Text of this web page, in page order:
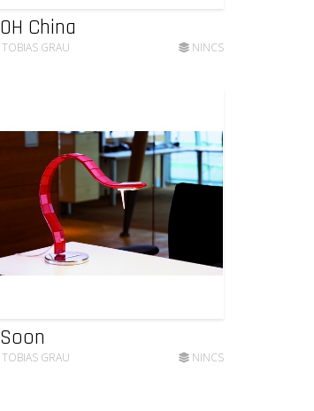
OH China
TOBIAS GRAU NINCS
Soon
TOBIAS GRAU NINCS